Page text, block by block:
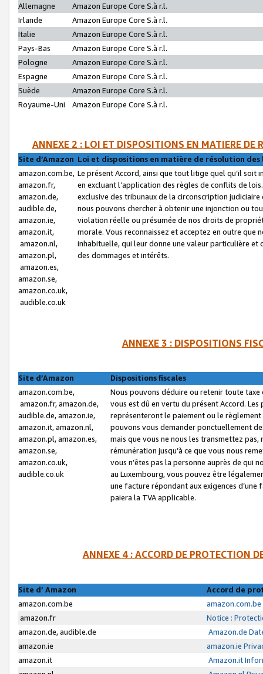
Allemagne
Amazon Europe Core S.à r.l.
Irlande
Amazon Europe Core S.à r.l.
Italie
Amazon Europe Core S.à r.l.
Pays-Bas
Amazon Europe Core S.à r.l.
Pologne
Amazon Europe Core S.à r.l.
Espagne
Amazon Europe Core S.à r.l.
Suède
Amazon Europe Core S.à r.l.
Royaume-Uni
Amazon Europe Core S.à r.l.
ANNEXE 2 : LOI ET DISPOSITIONS EN MATIERE DE
Site d’Amazon Loi et dispositions en matière de résolution
amazon.com.be,
amazon.fr,
amazon.de,
audible.de,
amazon.ie,
amazon.it,
amazon.nl,
amazon.pl,
amazon.es,
amazon.se,
amazon.co.uk,
audible.co.uk
Le présent Accord, ainsi que tout litige quel qu’il soit
en excluant l’application des règles de conflits de
exclusive des tribunaux de la circonscription
nous pouvons chercher à obtenir une injonction ou
violation réelle ou présumée de nos droits de
morale. Vous reconnaissez et acceptez en outre que
inhabituelle, qui leur donne une valeur particulière
des dommages et intérêts.
ANNEXE 3 : DISPOSITIONS
Site d’Amazon
Dispositions fiscales
amazon.com.be,
amazon.fr, amazon.de,
audible.de, amazon.ie,
amazon.it, amazon.nl,
amazon.pl, amazon.es,
amazon.se,
amazon.co.uk,
audible.co.uk
Nous pouvons déduire ou retenir toute
vous est dû en vertu du présent Accord.
représenteront le paiement ou le
pouvons vous demander ponctuellement
mais que vous ne nous les transmettez
rémunération jusqu’à ce que vous nous
vous n’êtes pas la personne auprès de qui
au Luxembourg, vous pouvez être
une facture répondant aux exigences
paiera la TVA applicable.
ANNEXE 4 : ACCORD DE PROTECTION
Site d’ Amazon
Accord de
amazon.com.be
amazon.fr
Notice :
amazon.de, audible.de
Amazon.de
amazon.ie
amazon.ie
amazon.it
Amazon.it